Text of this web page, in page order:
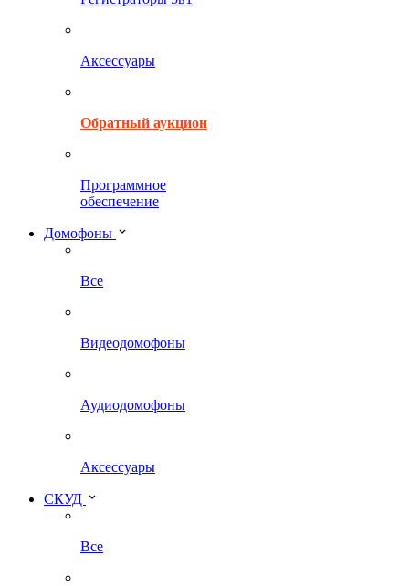
Аксессуары
Обратный аукцион
Программное
обеспечение
Домофоны
Все
Видеодомофоны
Аудиодомофоны
Аксессуары
СКУД
Все